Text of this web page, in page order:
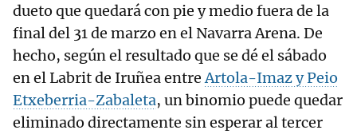
dueto que quedará con pie y medio fuera de la
final del 31 de marzo en el Navarra Arena. De
hecho, según el resultado que se dé el sábado
en el Labrit de Iruñea entreArtola-Imaz y Peio
Etxeberria-Zabaleta, un binomio puede quedar
eliminado directamente sin esperar al tercer